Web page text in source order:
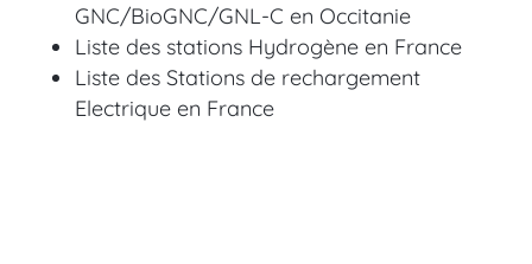
GNC/BioGNC/GNL-C en Occitanie
Liste des stations Hydrogène en France
Liste des Stations de rechargement
Electrique en France